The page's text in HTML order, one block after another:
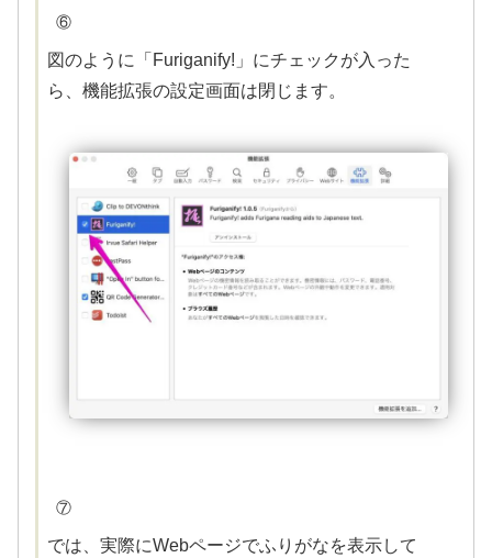
⑥
図のように「Furiganify!」にチェックが入った
ら、機能拡張の設定画面は閉じます。
⑦
では、実際にWebページでふりがなを表示して